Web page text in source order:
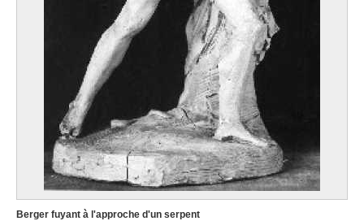
Berger fuyant à l'approche d'un serpent